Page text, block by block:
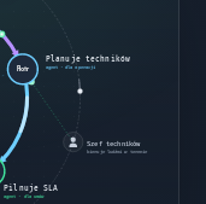
Szef techników
kieruje ludźmi w terenie
Piotr
Planuje techników
agent · dla operacji
Pilnuje SLA
agent · dla umów